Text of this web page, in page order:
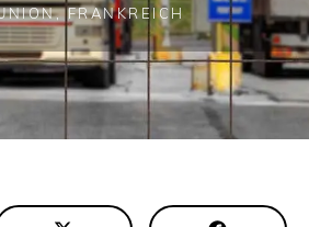
, FRANKREICH